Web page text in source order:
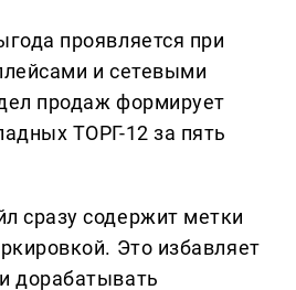
проявляется при
и сетевыми
продаж формирует
ТОРГ-12 за пять
сразу содержит метки
Это избавляет
дорабатывать